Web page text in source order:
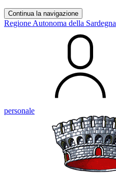
Continua la navigazione
Regione Autonoma della Sardegna
personale